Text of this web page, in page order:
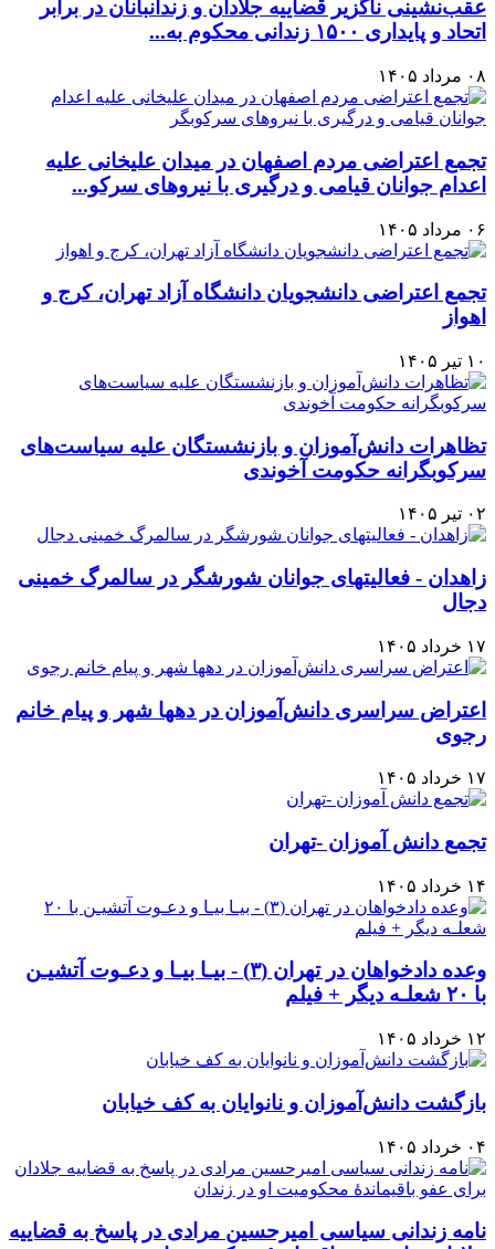
عقب‌نشینی ناگزیر قضاییه جلادان و زندانبانان در برابر
اتحاد و پایداری ۱۵۰۰ زندانی محکوم به...
۰۸ مرداد ۱۴۰۵
تجمع اعتراضی مردم اصفهان در میدان علیخانی علیه
اعدام جوانان قیامی و درگیری با نیروهای سرکو...
۰۶ مرداد ۱۴۰۵
تجمع اعتراضی دانشجویان دانشگاه آزاد تهران، کرج و
اهواز
۱۰ تیر ۱۴۰۵
تظاهرات دانش‌آموزان و بازنشستگان علیه سیاست‌های
سرکوبگرانه حکومت آخوندی
۰۲ تیر ۱۴۰۵
زاهدان - فعالیتهای جوانان شورشگر در سالمرگ خمینی
دجال
۱۷ خرداد ۱۴۰۵
اعتراض سراسری دانش‌آموزان در دهها شهر و پیام خانم
رجوی
۱۷ خرداد ۱۴۰۵
تجمع دانش آموزان -تهران
۱۴ خرداد ۱۴۰۵
وعده دادخواهان در تهران (۳) - بیـا بیـا و دعـوت آتشیـن
با ۲۰ شعلـه دیگر + فیلم
۱۲ خرداد ۱۴۰۵
بازگشت دانش‌آموزان و نانوایان به کف خیابان
۰۴ خرداد ۱۴۰۵
نامه زندانی سیاسی امیرحسین مرادی ‏در پاسخ به قضاییه